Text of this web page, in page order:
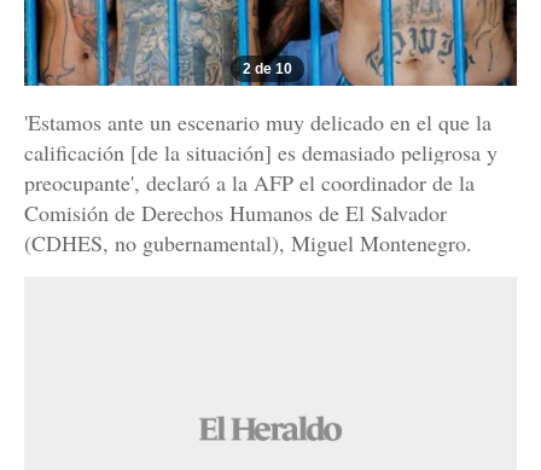
2 de 10
'Estamos ante un escenario muy delicado en el que la
calificación [de la situación] es demasiado peligrosa y
preocupante', declaró a la AFP el coordinador de la
Comisión de Derechos Humanos de El Salvador
(CDHES, no gubernamental), Miguel Montenegro.